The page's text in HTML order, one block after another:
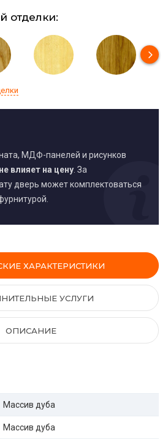
отделки:
МДФ-панелей и рисунков
не влияет на цену . За
дверь может комплектоваться
ХАРАКТЕРИСТИКИ
УСЛУГИ
ОПИСАНИЕ
Массив дуба
Массив дуба